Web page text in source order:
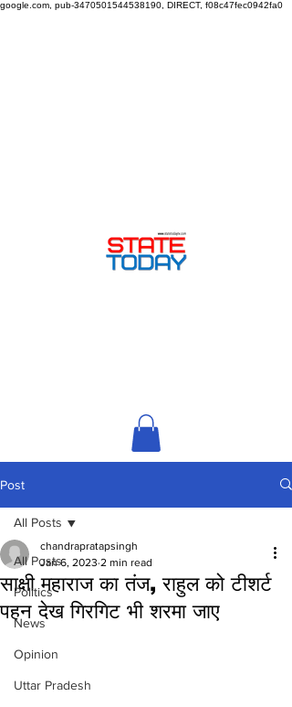
google.com, pub-3470501544538190, DIRECT, f08c47fec0942fa0
Post
All Posts
Politics
News
Opinion
Uttar Pradesh
All Posts
साक्षी महाराज का तंज, राहुल को टीशर्ट
पहन देख गिरगिट भी शरमा जाए
chandrapratapsingh
Jan 6, 2023 2 min read